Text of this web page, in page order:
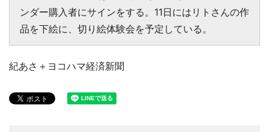
ンダー購入者にサインをする。11日にはリトさんの作
品を下絵に、切り絵体験会を予定している。
紀あさ＋ヨコハマ経済新聞